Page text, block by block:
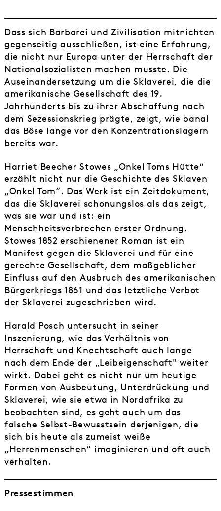
Dass sich Barbarei und Zivilisation mitnichten
gegenseitig ausschließen, ist eine Erfahrung,
die nicht nur Europa unter der Herrschaft der
Nationalsozialisten machen musste. Die
Auseinandersetzung um die Sklaverei, die die
amerikanische Gesellschaft des 19.
Jahrhunderts bis zu ihrer Abschaffung nach
dem Sezessionskrieg prägte, zeigt, wie banal
das Böse lange vor den Konzentrationslagern
bereits war.
Harriet Beecher Stowes „Onkel Toms Hütte“
erzählt nicht nur die Geschichte des Sklaven
„Onkel Tom“. Das Werk ist ein Zeitdokument,
das die Sklaverei schonungslos als das zeigt,
was sie war und ist: ein
Menschheitsverbrechen erster Ordnung.
Stowes 1852 erschienener Roman ist ein
Manifest gegen die Sklaverei und für eine
gerechte Gesellschaft, dem maßgeblicher
Einfluss auf den Ausbruch des amerikanischen
Bürgerkriegs 1861 und das letztliche Verbot
der Sklaverei zugeschrieben wird.
Harald Posch untersucht in seiner
Inszenierung, wie das Verhältnis von
Herrschaft und Knechtschaft auch lange
nach dem Ende der „Leibeigenschaft" weiter
wirkt. Dabei geht es nicht nur um heutige
Formen von Ausbeutung, Unterdrückung und
Sklaverei, wie sie etwa in Nordafrika zu
beobachten sind, es geht auch um das
falsche Selbst-Bewusstsein derjenigen, die
sich bis heute als zumeist weiße
„Herrenmenschen“ imaginieren und oft auch
verhalten.
Pressestimmen